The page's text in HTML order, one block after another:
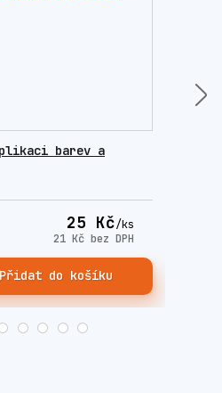
barev a
25 Kč/ks
21 Kč bez DPH
Přidat do košíku